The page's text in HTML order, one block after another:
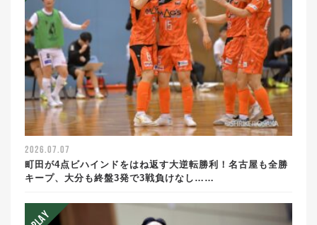
2026.07.07
町田が4点ビハインドをはね返す大逆転勝利！名古屋も全勝
キープ、大分も終盤3発で3戦負けなし……